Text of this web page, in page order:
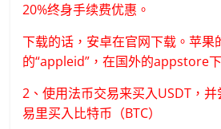
20%终身手续费优惠。
下载的话，安卓在官网下载。苹果
的“appleid”，在国外的appstore
2、使用法币交易来买入USDT，
易里买入比特币（BTC）